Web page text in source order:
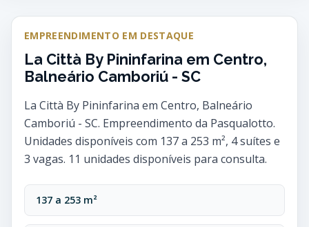
EMPREENDIMENTO EM DESTAQUE
La Città By Pininfarina em Centro,
Balneário Camboriú - SC
La Città By Pininfarina em Centro, Balneário
Camboriú - SC. Empreendimento da Pasqualotto.
Unidades disponíveis com 137 a 253 m², 4 suítes e
3 vagas. 11 unidades disponíveis para consulta.
137 a 253 m²